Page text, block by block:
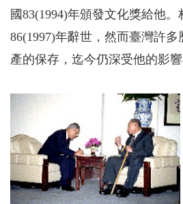
國83(1994)年頒發文化獎給他。
86(1997)年辭世，然而臺灣許
產的保存，迄今仍深受他的影響